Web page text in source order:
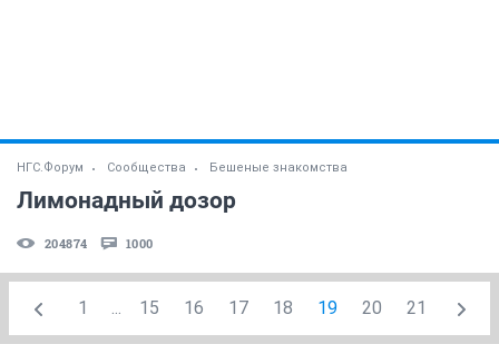
НГС.Форум Сообщества Бешеные знакомства
Лимонадный дозор
204874 1000
1 ... 15 16 17 18 19 20 21